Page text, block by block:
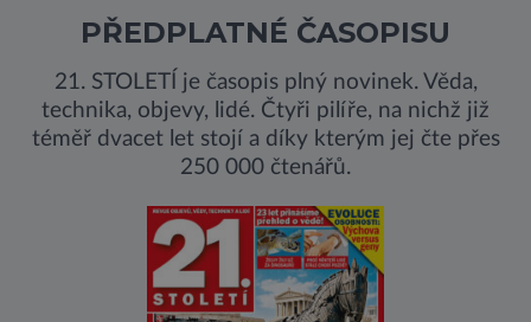
PŘEDPLATNÉ ČASOPISU
21. STOLETÍ je časopis plný novinek. Věda,
technika, objevy, lidé. Čtyři pilíře, na nichž již
téměř dvacet let stojí a díky kterým jej čte přes
250 000 čtenářů.